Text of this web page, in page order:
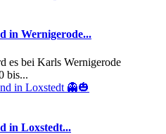
in Wernigerode...
es bei Karls Wernigerode
bis...
in Loxstedt...